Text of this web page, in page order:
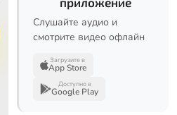
Слушайте аудио и
смотрите видео офлайн
Загрузите в
App Store
Доступно в
Google Play